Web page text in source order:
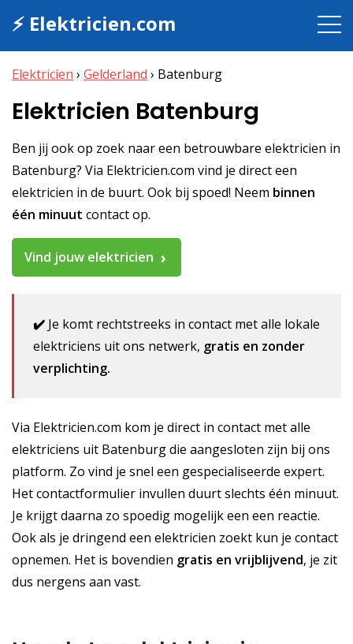
⚡ Elektricien.com
Elektricien › Gelderland › Batenburg
Elektricien Batenburg
Ben jij ook op zoek naar een betrouwbare elektricien in
Batenburg? Via Elektricien.com vind je direct een
elektricien in de buurt. Ook bij spoed! Neem binnen
één minuut contact op.
Vind jouw elektricien
✔️ Je komt rechtstreeks in contact met alle lokale
elektriciens uit ons netwerk, gratis en zonder
verplichting.
Via Elektricien.com kom je direct in contact met alle
elektriciens uit Batenburg die aangesloten zijn bij ons
platform. Zo vind je snel een gespecialiseerde expert.
Het contactformulier invullen duurt slechts één minuut.
Je krijgt daarna zo spoedig mogelijk een een reactie.
Ook als je dringend een elektricien zoekt kun je contact
opnemen. Het is bovendien gratis en vrijblijvend, je zit
dus nergens aan vast.